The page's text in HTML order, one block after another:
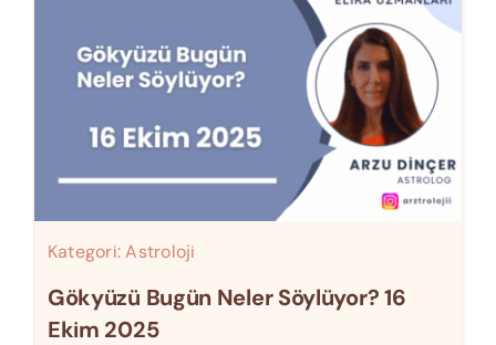
Kategori:Astroloji
Gökyüzü Bugün Neler Söylüyor? 16
Ekim 2025